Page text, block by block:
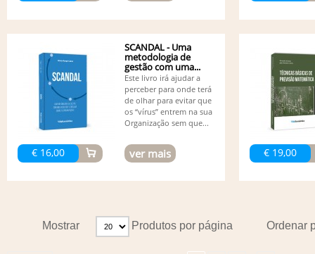
€ 16,00
SCANDAL - Uma
metodologia de
gestão com uma...
Este livro irá ajudar a
perceber para onde terá
de olhar para evitar que
os “vírus” entrem na sua
Organização sem que...
ver mais € 19,00
Ordenar
Mostrar Produtos por página